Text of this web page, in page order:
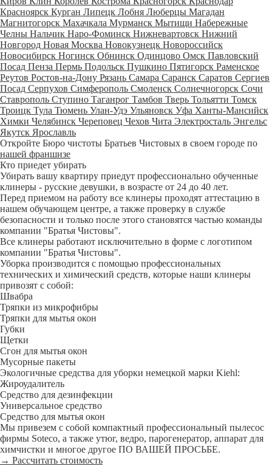
Красноярск Курган Липецк Лобня Люберцы Магадан
Магнитогорск Махачкала Мурманск Мытищи Набережные
Челны Нальчик Наро-Фоминск Нижневартовск Нижний
Новгород Новая Москва Новокузнецк Новороссийск
Новосибирск Ногинск Обнинск Одинцово Омск Павловский
Посад Пенза Пермь Подольск Пушкино Пятигорск Раменское
Реутов Ростов-на-Дону Рязань Самара Саранск Саратов Сергиев
Посад Серпухов Симферополь Смоленск Солнечногорск Сочи
Ставрополь Ступино Таганрог Тамбов Тверь Тольятти Томск
Троицк Тула Тюмень Улан-Удэ Ульяновск Уфа Ханты-Мансийск
Химки Челябинск Череповец Чехов Чита Электросталь Энгельс
Якутск Ярославль
Откройте Бюро чистоты Братьев Чистовых в своем городе по
нашей франшизе
Кто приедет убирать
Убирать вашу квартиру приедут профессионально обученные
клинеры - русские девушки, в возрасте от 24 до 40 лет.
Перед приемом на работу все клинеры проходят аттестацию в
нашем обучающем центре, а также проверку в службе
безопасности и только после этого становятся частью команды
компании "Братья Чистовы".
Все клинеры работают исключительно в форме с логотипом
компании "Братья Чистовы".
Уборка производится с помощью профессиональных
технических и химический средств, которые наши клинеры
привозят с собой:
Швабра
Тряпки из микрофибры
Тряпки для мытья окон
Губки
Щетки
Сгон для мытья окон
Мусорные пакеты
Экологичные средства для уборки немецкой марки Kiehl:
Жироудалитель
Средство для дезинфекции
Универсальное средство
Средство для мытья окон
Мы привезем с собой компактный профессиональный пылесос
фирмы Soteco, а также утюг, ведро, парогенератор, аппарат для
химчистки и многое другое ПО ВАШЕЙ ПРОСЬБЕ.
→ Рассчитать стоимость